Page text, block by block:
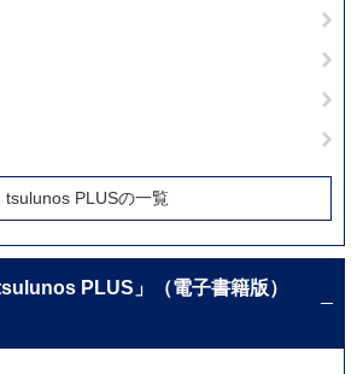
tsulunos PLUSの一覧
PLUS」（電子書籍版）